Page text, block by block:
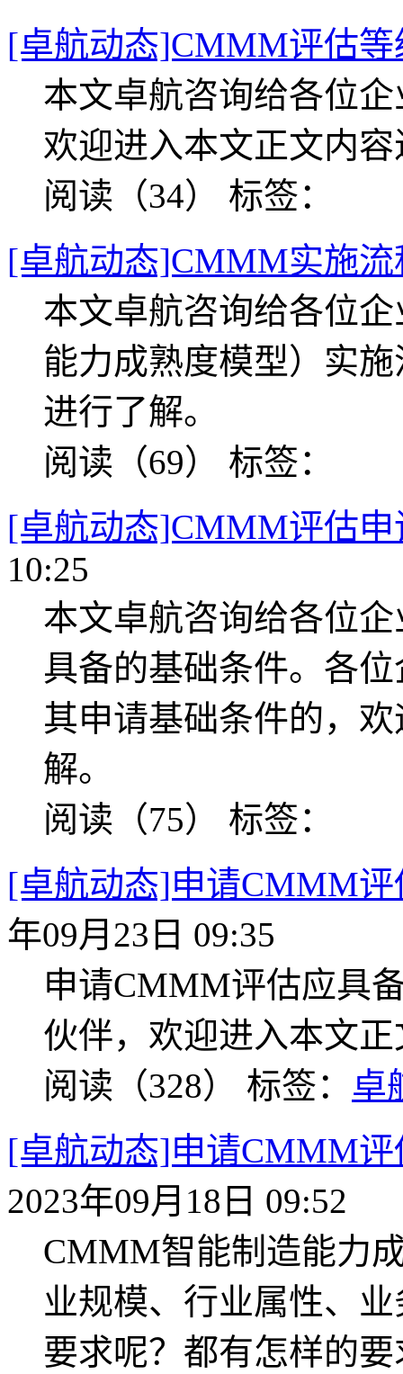
[卓航动态]CMMM评估等
本文卓航咨询给各位
欢迎进入本文正文内
阅读（34） 标签：
[卓航动态]CMMM实施流
本文卓航咨询给各位
能力成熟度模型）实
进行了解。
阅读（69） 标签：
[卓航动态]CMMM评估
10:25
本文卓航咨询给各位
具备的基础条件。各
其申请基础条件的，
解。
阅读（75） 标签：
[卓航动态]申请CMMM
年09月23日 09:35
申请CMMM评估应具
伙伴，欢迎进入本文
阅读（328） 标签： 卓
[卓航动态]申请CMMM
2023年09月18日 09:52
CMMM智能制造能力
业规模、行业属性、
要求呢？都有怎样的